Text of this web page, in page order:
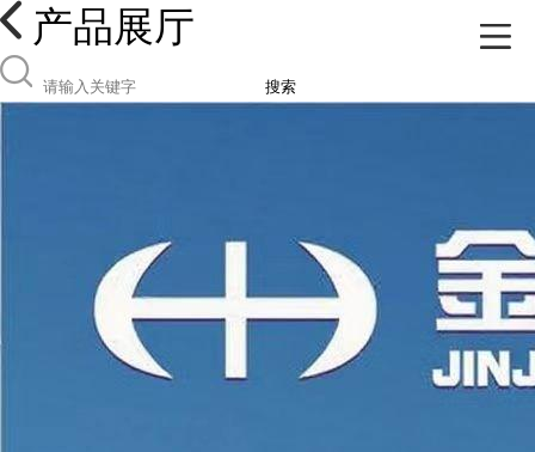
产品展厅
搜索